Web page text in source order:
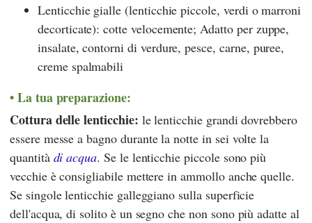
Lenticchie gialle (lenticchie piccole, verdi o marroni
decorticate): cotte velocemente; Adatto per zuppe,
insalate, contorni di verdure, pesce, carne, puree,
creme spalmabili
La tua preparazione:
Cottura delle lenticchie: le lenticchie grandi dovrebbero
essere messe a bagno durante la notte in sei volte la
quantità di acqua. Se le lenticchie piccole sono più
vecchie è consigliabile mettere in ammollo anche quelle.
Se singole lenticchie galleggiano sulla superficie
dell'acqua, di solito è un segno che non sono più adatte al